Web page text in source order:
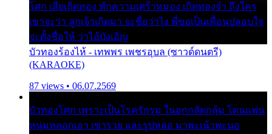
โศก เสียเถิดทอง พักความเศร้าหมอง เถิดทองจ๋า ถึงใคร
เขาจะว่า ลูกเจ้าเกิดมา จะชื่อว่าไง พี่ขอเป็นเพื่อนปลอบใจ
จะตั้งชื่อให้ ว่าไอ้บังเอิญ
บัวทองร้องไห้ - เทพพร เพชรอุบล (ซาวด์ดนตรี)
(KARAOKE)
87 views • 06.07.2569
บัวทองโศก เพราะเป็นโรครักรุม ในอกกลัดกลุ้ม โดนแฟน
หนุ่มหลอกเอา เขารวย และรูปหล่อ มาพะเน้าพะนอ